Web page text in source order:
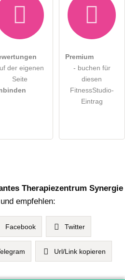
der eigenen
Seite
Premium
- buchen für
diesen
FitnessStudio-
Eintrag
Therapiezentrum Synergie
empfehlen:
Facebook Twitter
Url/Link kopieren